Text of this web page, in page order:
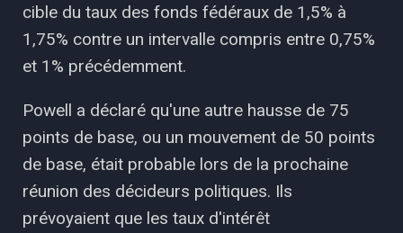
cible du taux des fonds fédéraux de 1,5% à
1,75% contre un intervalle compris entre 0,75%
et 1% précédemment.
Powell a déclaré qu'une autre hausse de 75
points de base, ou un mouvement de 50 points
de base, était probable lors de la prochaine
réunion des décideurs politiques. Ils
prévoyaient que les taux d'intérêt